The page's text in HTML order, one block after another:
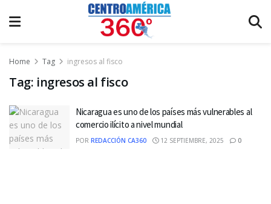
Home Tag ingresos al fisco
Tag: ingresos al fisco
Nicaragua es uno de los países más vulnerables al
comercio ilícito a nivel mundial
POR REDACCIÓN CA360 12 SEPTIEMBRE, 2025 0